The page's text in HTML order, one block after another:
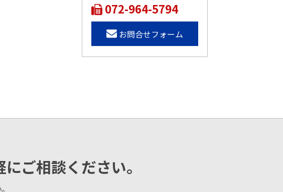
072-964-5794
お問合せフォーム
ご相談ください。